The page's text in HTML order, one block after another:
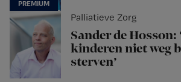
Palliatieve Zorg
Sander de Hosson:
kinderen niet weg
sterven’